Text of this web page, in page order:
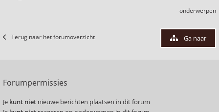
onderwerpen
Terug naar het forumoverzicht Ga naar
Forumpermissies
Je kunt niet nieuwe berichten plaatsen in dit forum